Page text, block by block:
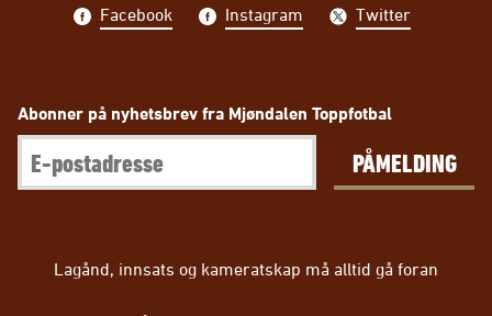
Facebook Instagram Twitter
Abonner på nyhetsbrev fra Mjøndalen Toppfotbal
PÅMELDING
Lagånd, innsats og kameratskap må alltid gå foran